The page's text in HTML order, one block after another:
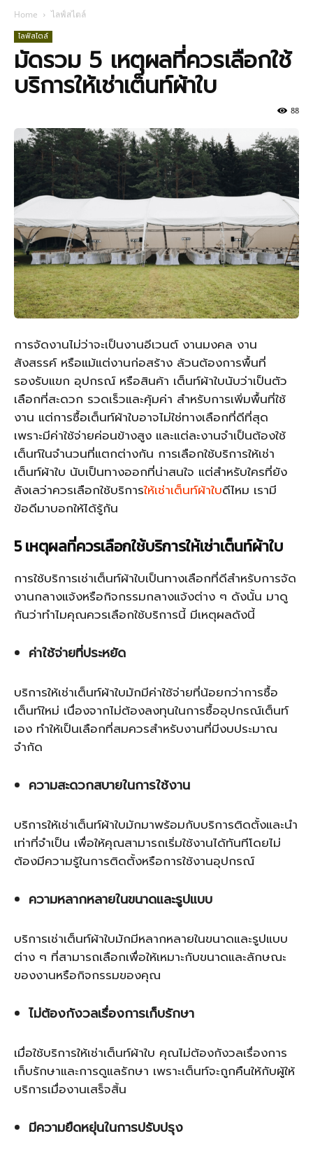
Home ไลฟ์สไตล์
ไลฟ์สไตล์
มัดรวม 5 เหตุผลที่ควรเลือกใช้
บริการให้เช่าเต็นท์ผ้าใบ
88
การจัดงานไม่ว่าจะเป็นงานอีเวนต์ งานมงคล งาน
สังสรรค์ หรือแม้แต่งานก่อสร้าง ล้วนต้องการพื้นที่
รองรับแขก อุปกรณ์ หรือสินค้า เต็นท์ผ้าใบนับว่าเป็นตัว
เลือกที่สะดวก รวดเร็วและคุ้มค่า สำหรับการเพิ่มพื้นที่ใช้
งาน แต่การซื้อเต็นท์ผ้าใบอาจไม่ใช่ทางเลือกที่ดีที่สุด
เพราะมีค่าใช้จ่ายค่อนข้างสูง และแต่ละงานจำเป็นต้องใช้
เต็นท์ในจำนวนที่แตกต่างกัน การเลือกใช้บริการให้เช่า
เต็นท์ผ้าใบ นับเป็นทางออกที่น่าสนใจ แต่สำหรับใครที่ยัง
ลังเลว่าควรเลือกใช้บริการให้เช่าเต็นท์ผ้าใบดีไหม เรามี
ข้อดีมาบอกให้ได้รู้กัน
5 เหตุผลที่ควรเลือกใช้บริการให้เช่าเต็นท์ผ้าใบ
การใช้บริการเช่าเต็นท์ผ้าใบเป็นทางเลือกที่ดีสำหรับการจัด
งานกลางแจ้งหรือกิจกรรมกลางแจ้งต่าง ๆ ดังนั้น มาดู
กันว่าทำไมคุณควรเลือกใช้บริการนี้ มีเหตุผลดังนี้
ค่าใช้จ่ายที่ประหยัด
บริการให้เช่าเต็นท์ผ้าใบมักมีค่าใช้จ่ายที่น้อยกว่าการซื้อ
เต็นท์ใหม่ เนื่องจากไม่ต้องลงทุนในการซื้ออุปกรณ์เต็นท์
เอง ทำให้เป็นเลือกที่สมควรสำหรับงานที่มีงบประมาณ
จำกัด
ความสะดวกสบายในการใช้งาน
บริการให้เช่าเต็นท์ผ้าใบมักมาพร้อมกับบริการติดตั้งและนำ
เท่าที่จำเป็น เพื่อให้คุณสามารถเริ่มใช้งานได้ทันทีโดยไม่
ต้องมีความรู้ในการติดตั้งหรือการใช้งานอุปกรณ์
ความหลากหลายในขนาดและรูปแบบ
บริการเช่าเต็นท์ผ้าใบมักมีหลากหลายในขนาดและรูปแบบ
ต่าง ๆ ที่สามารถเลือกเพื่อให้เหมาะกับขนาดและลักษณะ
ของงานหรือกิจกรรมของคุณ
ไม่ต้องกังวลเรื่องการเก็บรักษา
เมื่อใช้บริการให้เช่าเต็นท์ผ้าใบ คุณไม่ต้องกังวลเรื่องการ
เก็บรักษาและการดูแลรักษา เพราะเต็นท์จะถูกคืนให้กับผู้ให้
บริการเมื่องานเสร็จสิ้น
มีความยืดหยุ่นในการปรับปรุง